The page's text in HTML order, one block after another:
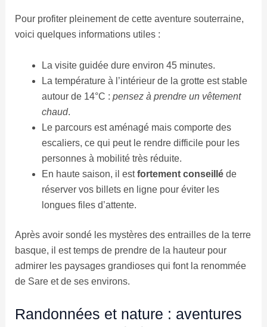
Pour profiter pleinement de cette aventure souterraine,
voici quelques informations utiles :
La visite guidée dure environ 45 minutes.
La température à l’intérieur de la grotte est stable
autour de 14°C : pensez à prendre un vêtement
chaud.
Le parcours est aménagé mais comporte des
escaliers, ce qui peut le rendre difficile pour les
personnes à mobilité très réduite.
En haute saison, il estfortement conseilléde
réserver vos billets en ligne pour éviter les
longues files d’attente.
Après avoir sondé les mystères des entrailles de la terre
basque, il est temps de prendre de la hauteur pour
admirer les paysages grandioses qui font la renommée
de Sare et de ses environs.
Randonnées et nature : aventures